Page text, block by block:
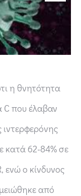
η θνητότητα
C που έλαβαν
κατά 62-84% σε
ενώ ο κίνδυνος
από